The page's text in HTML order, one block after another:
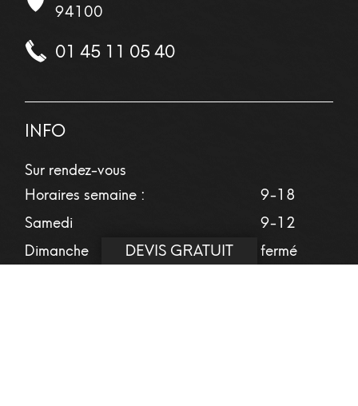
94100
01 45 11 05 40
INFO
Sur rendez-vous
Horaires semaine :
9-18
Samedi
9-12
Dimanche
fermé
DEVIS GRATUIT